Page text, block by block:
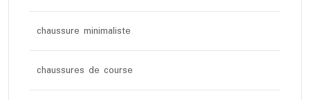
chaussure minimaliste
chaussures de course